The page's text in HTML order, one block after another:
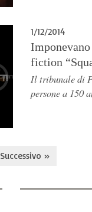
1/12/2014
fiction
Il tribunale di
persone a 150
Successivo »